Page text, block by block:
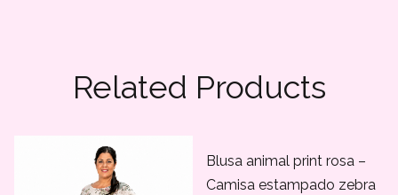
Related Products
¡OFERTA!
Blusa animal print rosa –
Camisa estampado zebra